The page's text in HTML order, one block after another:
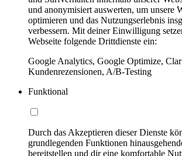
und anonymisiert auswerten, um unsere
optimieren und das Nutzungserlebnis
verbessern. Mit deiner Einwilligung
Webseite folgende Drittdienste ein:
Google Analytics, Google Optimize,
Kundenrezensionen, A/B-Testing
Funktional
Durch das Akzeptieren dieser Dienste
grundlegenden Funktionen
bereitstellen und dir eine komfortable